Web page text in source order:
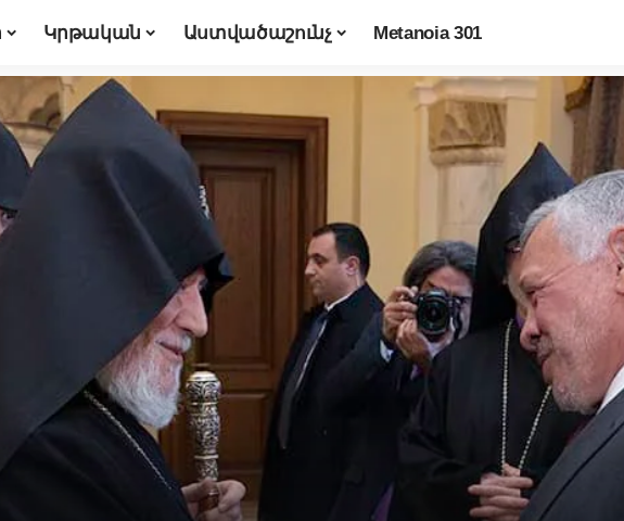
Կրթական Աստվածաշունչ Metanoia 301